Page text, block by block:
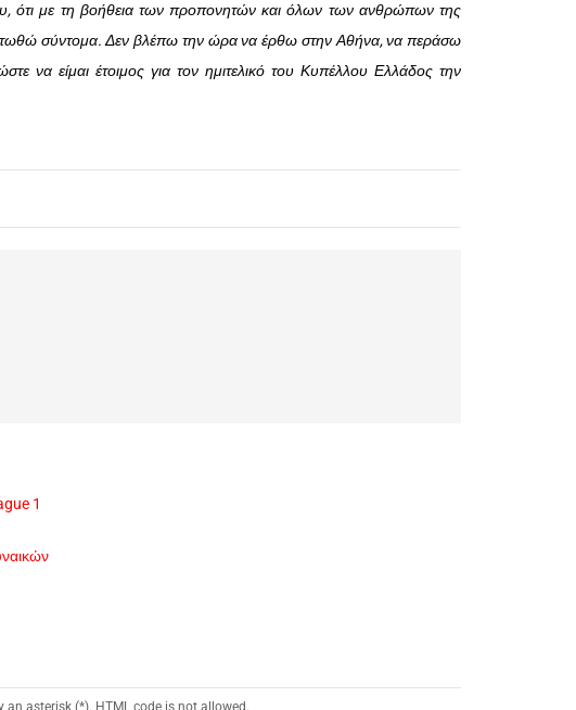
ότι με τη βοήθεια των προπονητών και όλων των ανθρώπων της
σύντομα. Δεν βλέπω την ώρα να έρθω στην Αθήνα, να περάσω
να είμαι έτοιμος για τον ημιτελικό του Κυπέλλου Ελλάδος την
1
asterisk (*). HTML code is not allowed.